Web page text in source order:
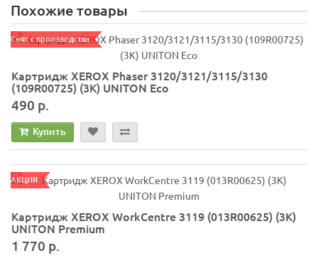
Похожие товары
Снят с производства
Картридж XEROX Phaser 3120/3121/3115/3130
(109R00725) (3К) UNITON Eco
490 р.
Купить
АКЦИЯ
Картридж XEROX WorkCentre 3119 (013R00625) (3K)
UNITON Premium
1 770 р.